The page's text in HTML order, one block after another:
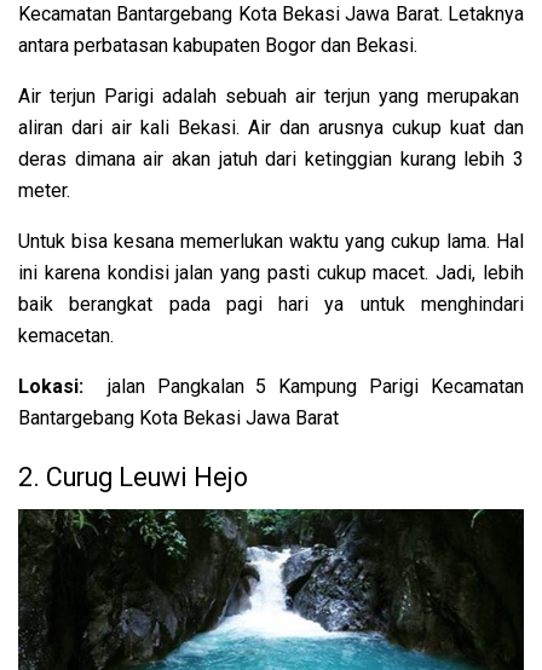
Kecamatan Bantargebang Kota Bekasi Jawa Barat. Letaknya
antara perbatasan kabupaten Bogor dan Bekasi.
Air terjun Parigi adalah sebuah air terjun yang merupakan
aliran dari air kali Bekasi. Air dan arusnya cukup kuat dan
deras dimana air akan jatuh dari ketinggian kurang lebih 3
meter.
Untuk bisa kesana memerlukan waktu yang cukup lama. Hal
ini karena kondisi jalan yang pasti cukup macet. Jadi, lebih
baik berangkat pada pagi hari ya untuk menghindari
kemacetan.
Lokasi:
jalan Pangkalan 5 Kampung Parigi Kecamatan
Bantargebang Kota Bekasi Jawa Barat
2. Curug Leuwi Hejo